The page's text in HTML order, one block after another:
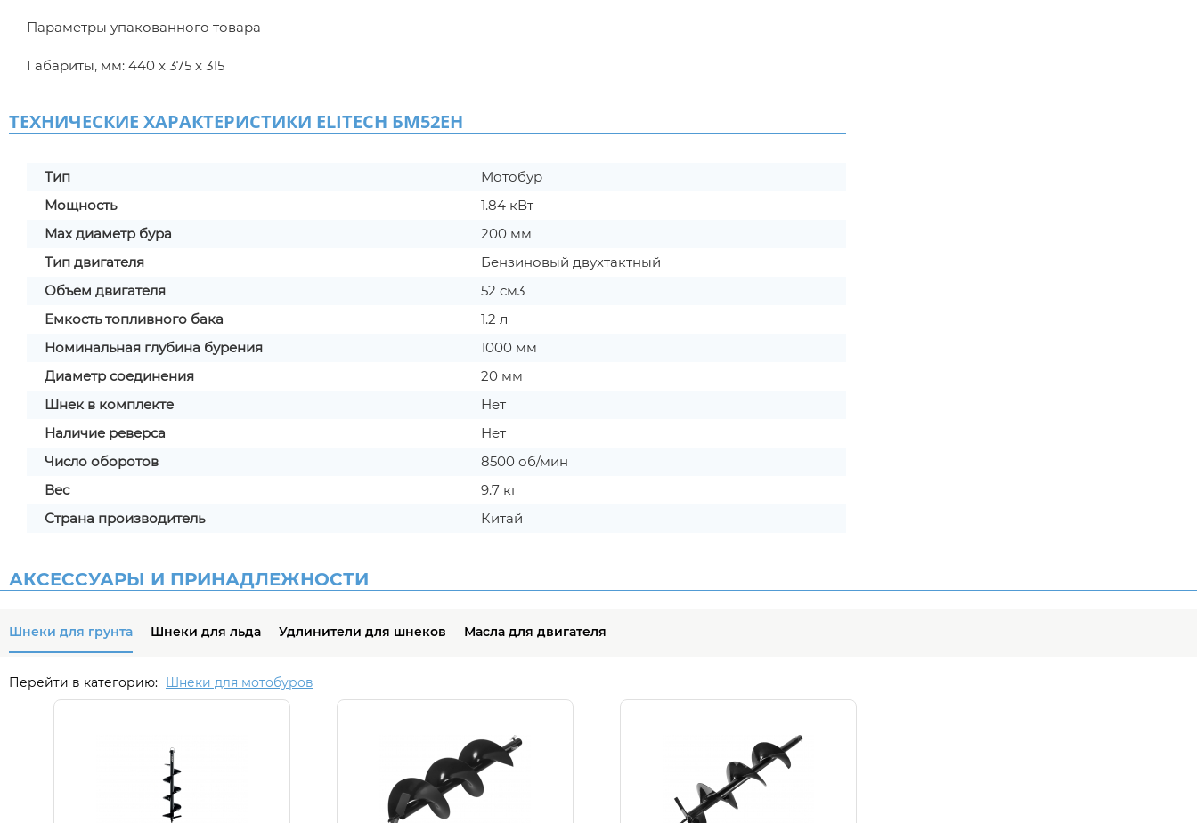
Параметры упакованного товара
Габариты, мм: 440 x 375 x 315
ТЕХНИЧЕСКИЕ ХАРАКТЕРИСТИКИ ELITECH БМ52ЕН
Тип
Мотобур
Мощность
1.84 кВт
Мах диаметр бура
200 мм
Тип двигателя
Бензиновый двухтактный
Объем двигателя
52 см3
Емкость топливного бака
1.2 л
Номинальная глубина бурения
1000 мм
Диаметр соединения
20 мм
Шнек в комплекте
Нет
Наличие реверса
Нет
Число оборотов
8500 об/мин
Вес
9.7 кг
Страна производитель
Китай
АКСЕССУАРЫ И ПРИНАДЛЕЖНОСТИ
Шнеки для грунта Шнеки для льда Удлинители для шнеков Масла для двигателя
Перейти в категорию: Шнеки для мотобуров